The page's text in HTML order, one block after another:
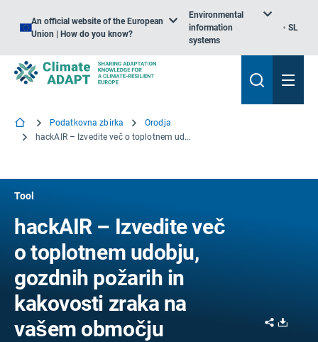
An official website of the European
Union | How do you know?
Environmental
information
systems
SL
Podatkovna zbirka
Orodja
hackAIR – Izvedite več o toplotnem udobju, gozdnih požarih in kakovosti zraka na vašem območju
Tool
hackAIR – Izvedite več
o toplotnem udobju,
gozdnih požarih in
kakovosti zraka na
vašem območju
Share